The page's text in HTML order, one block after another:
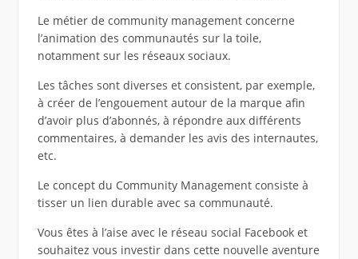
Le métier de community management concerne
l’animation des communautés sur la toile,
notamment sur les réseaux sociaux.
Les tâches sont diverses et consistent, par exemple,
à créer de l’engouement autour de la marque afin
d’avoir plus d’abonnés, à répondre aux différents
commentaires, à demander les avis des internautes,
etc.
Le concept du Community Management consiste à
tisser un lien durable avec sa communauté.
Vous êtes à l’aise avec le réseau social Facebook et
souhaitez vous investir dans cette nouvelle aventure